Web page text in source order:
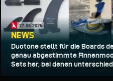
27.05.2026
NEWS
Duotone stellt für die Boards
genau abgestimmte
Sets her, bei denen